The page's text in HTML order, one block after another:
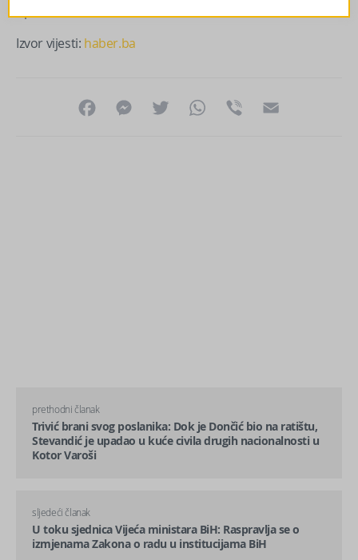
Izvor vijesti: haber.ba
FacebookMessenger
Twitter WhatsApp
Viber
prethodni članak
Trivić brani svog poslanika: Dok je Dončić bio na ratištu,
Stevandić je upadao u kuće civila drugih nacionalnosti u
Kotor Varoši
sljedeći članak
U toku sjednica Vijeća ministara BiH: Raspravlja se o
izmjenama Zakona o radu u institucijama BiH